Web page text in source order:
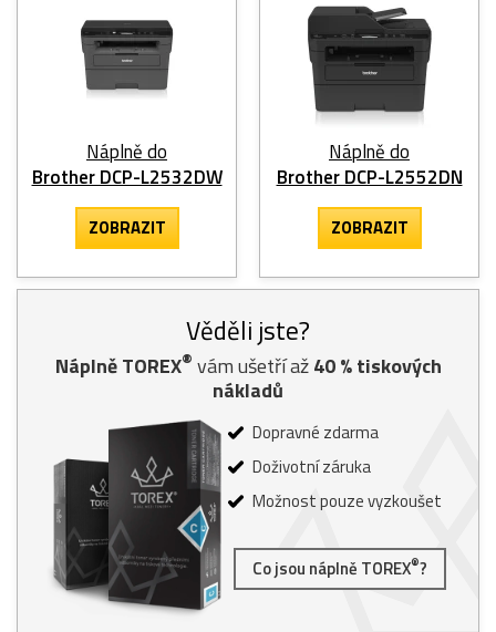
Náplně do
Brother DCP-L2532DW
ZOBRAZIT
Náplně do
Brother DCP-L2552DN
ZOBRAZIT
Věděli jste?
Náplně TOREX® vám ušetří až40% tiskových
nákladů
Dopravné zdarma
Doživotní záruka
Možnost pouze vyzkoušet
Co jsou náplně TOREX®?